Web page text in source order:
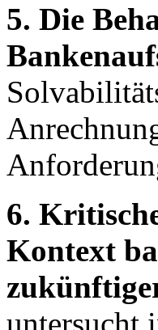
5. Die
6.
Kontext
untersucht